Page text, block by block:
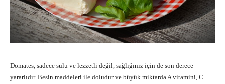
Domates, sadece sulu ve lezzetli değil, sağlığınız için de son derece
yararlıdır. Besin maddeleri ile doludur ve büyük miktarda A vitamini, C